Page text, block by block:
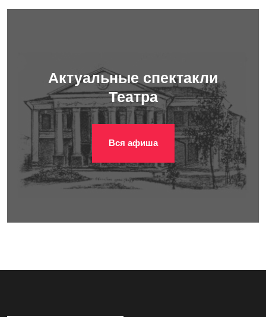
Актуальные спектакли
Театра
Вся афиша